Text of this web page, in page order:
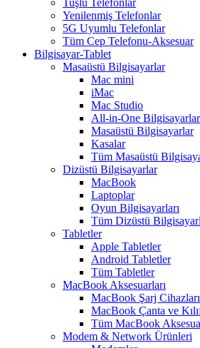
Tuşlu Telefonlar
Yenilenmiş Telefonlar
5G Uyumlu Telefonlar
Tüm Cep Telefonu-Aksesuar
Bilgisayar-Tablet
Masaüstü Bilgisayarlar
Mac mini
iMac
Mac Studio
All-in-One Bilgisayarlar
Masaüstü Bilgisayarlar
Kasalar
Tüm Masaüstü
Dizüstü Bilgisayarlar
MacBook
Laptoplar
Oyun Bilgisayarları
Tüm Dizüstü
Tabletler
Apple Tabletler
Android Tabletler
Tüm Tabletler
MacBook Aksesuarları
MacBook Şarj Cihazları
MacBook Çanta ve
Tüm MacBook
Modem & Network Ürünleri